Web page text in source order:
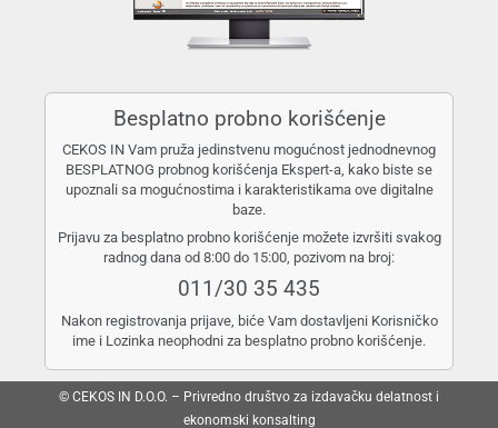
Besplatno probno korišćenje
CEKOS IN Vam pruža jedinstvenu mogućnost jednodnevnog
BESPLATNOG probnog korišćenja Ekspert-a, kako biste se
upoznali sa mogućnostima i karakteristikama ove digitalne
baze.
Prijavu za besplatno probno korišćenje možete izvršiti svakog
radnog dana od 8:00 do 15:00, pozivom na broj:
011/30 35 435
Nakon registrovanja prijave, biće Vam dostavljeni Korisničko
ime i Lozinka neophodni za besplatno probno korišćenje.
© CEKOS IN D.O.O. – Privredno društvo za izdavačku delatnost i
ekonomski konsalting